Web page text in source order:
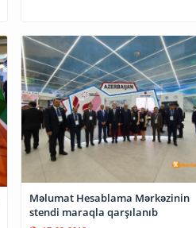
Məlumat Hesablama Mərkəzinin
stendi maraqla qarşılanıb